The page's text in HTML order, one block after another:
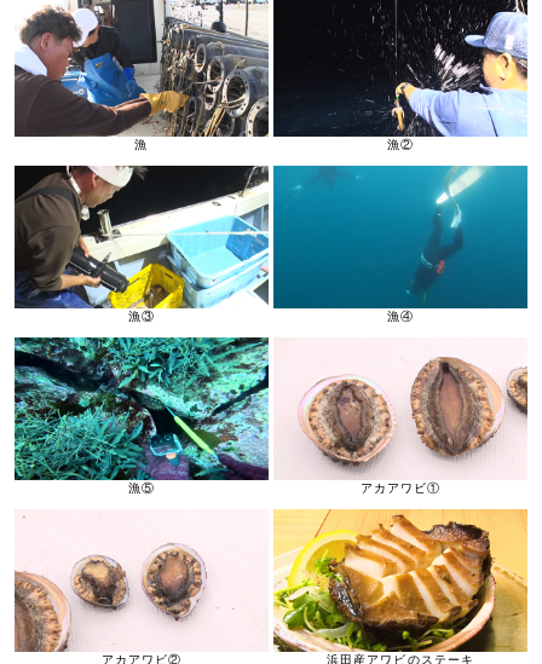
漁 漁②
漁③ 漁④
漁⑤ アカアワビ①
アカアワビ② 浜田産アワビのステーキ